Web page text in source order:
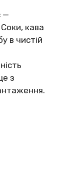
—
кава
в чистій
з